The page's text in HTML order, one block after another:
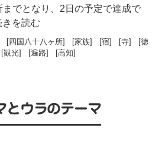
でとなり、2日の予定で達成で
きを読む
[四国八十八ヶ所] [家族] [宿] [寺] [徳
観光] [遍路] [高知]
とウラのテーマ